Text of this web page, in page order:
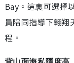
Bay。這裏可選擇
員陪同指導下翱翔
程。